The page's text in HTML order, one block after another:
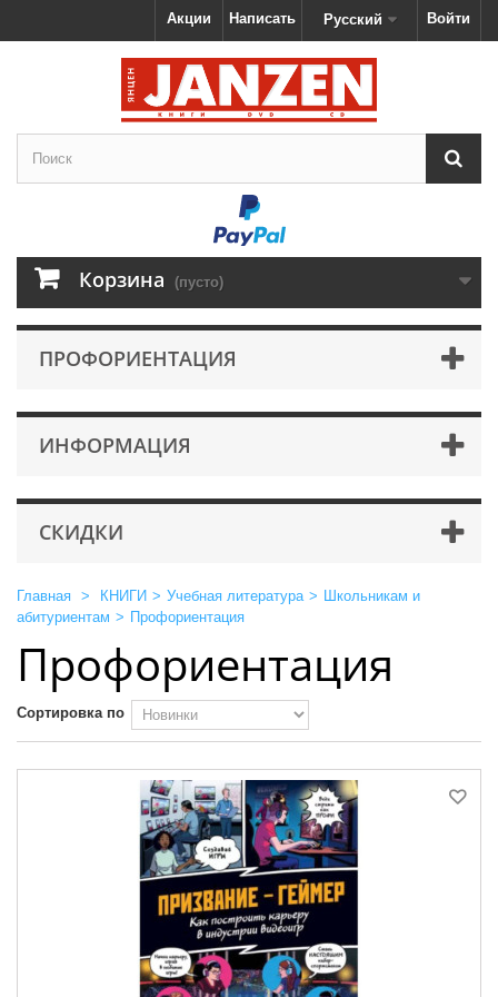
Войти
Русский
Написать
Акции
Корзина (пусто)
ПРОФОРИЕНТАЦИЯ
ИНФОРМАЦИЯ
СКИДКИ
Главная > КНИГИ > Учебная литература > Школьникам и
абитуриентам > Профориентация
Профориентация
Сортировка по